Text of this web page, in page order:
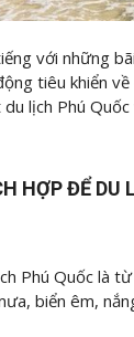
với những
tiêu khiển
lịch Phú Quốc
HỢP ĐỂ DU
Phú Quốc là
biển êm,